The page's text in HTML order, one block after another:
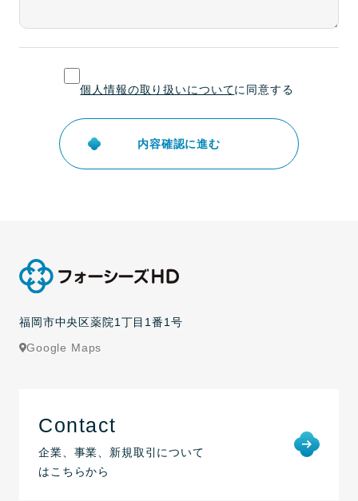
個人情報の取り扱いについてに同意する
福岡市中央区薬院1丁目1番1号
Google Maps
Contact
企業、事業、新規取引について
はこちらから